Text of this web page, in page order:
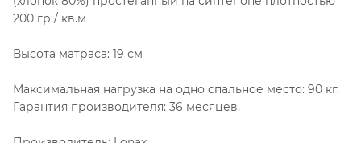
200 гр./ кв.м
Высота матраса: 19 см
Максимальная нагрузка на одно спальное место: 90 кг.
Гарантия производителя: 36 месяцев.